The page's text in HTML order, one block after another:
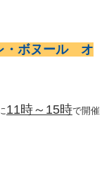
・ボヌール オ
11時～15時で開催